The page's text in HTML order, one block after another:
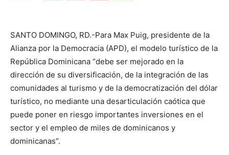
SANTO DOMINGO, RD.-Para Max Puig, presidente de la
Alianza por la Democracia (APD), el modelo turístico de la
República Dominicana “debe ser mejorado en la
dirección de su diversificación, de la integración de las
comunidades al turismo y de la democratización del dólar
turístico, no mediante una desarticulación caótica que
puede poner en riesgo importantes inversiones en el
sector y el empleo de miles de dominicanos y
dominicanas”.